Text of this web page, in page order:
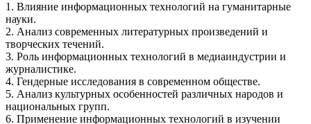
1. Влияние информационных технологий на гуманитарные
науки.
2. Анализ современных литературных произведений и
творческих течений.
3. Роль информационных технологий в медиаиндустрии и
журналистике.
4. Гендерные исследования в современном обществе.
5. Анализ культурных особенностей различных народов и
национальных групп.
6. Применение информационных технологий в изучении